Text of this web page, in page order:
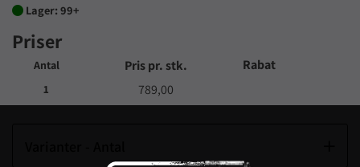
 Lager: 99+
Priser
Antal Pris pr. stk. Rabat
1 789,00